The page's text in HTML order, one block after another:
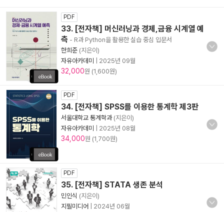
PDF
33. [전자책] 머신러닝과 경제,금융 시계열 예
측 - R과 Python을 활용한 실습 중심 입문서
한희준 (지은이)
자유아카데미
2025년 09월
32,000원 (1,600원)
PDF
34. [전자책] SPSS를 이용한 통계학 제3판
서울대학교 통계학과(지은이)
자유아카데미
2025년 08월
34,000원 (1,700원)
PDF
35. [전자책] STATA 생존 분석
민인식 (지은이)
지필미디어
2024년 06월